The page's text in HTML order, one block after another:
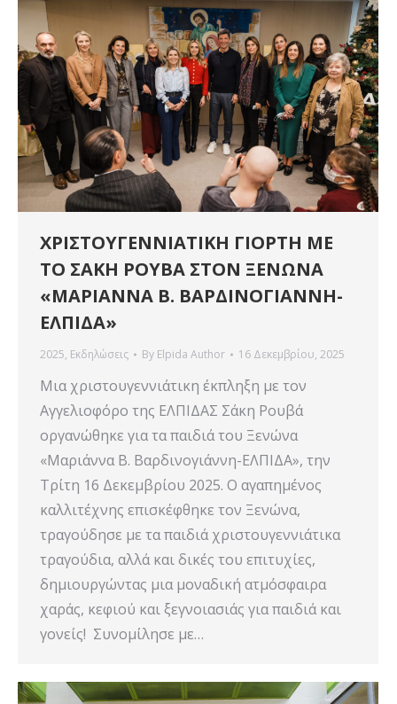
ΧΡΙΣΤΟΥΓΕΝΝΙΑΤΙΚΗ ΓΙΟΡΤΗ ΜΕ
ΤΟ ΣΑΚΗ ΡΟΥΒΑ ΣΤΟΝ ΞΕΝΩΝΑ
«ΜΑΡΙΑΝΝΑ Β. ΒΑΡΔΙΝΟΓΙΑΝΝΗ-
ΕΛΠΙΔΑ»
2025, Εκδηλώσεις By Elpida Author 16 Δεκεμβρίου, 2025
Μια χριστουγεννιάτικη έκπληξη με τον
Αγγελιοφόρο της ΕΛΠΙΔΑΣ Σάκη Ρουβά
οργανώθηκε για τα παιδιά του Ξενώνα
«Μαριάννα Β. Βαρδινογιάννη-ΕΛΠΙΔΑ», την
Τρίτη 16 Δεκεμβρίου 2025. Ο αγαπημένος
καλλιτέχνης επισκέφθηκε τον Ξενώνα,
τραγούδησε με τα παιδιά χριστουγεννιάτικα
τραγούδια, αλλά και δικές του επιτυχίες,
δημιουργώντας μια μοναδική ατμόσφαιρα
χαράς, κεφιού και ξεγνοιασιάς για παιδιά και
γονείς! Συνομίλησε με…